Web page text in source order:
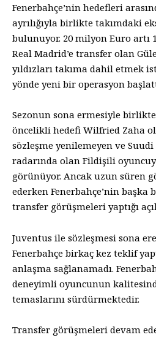
Fenerbahçe’nin hedefleri
ayrılığıyla birlikte takımdaki
bulunuyor. 20 milyon Euro artı
Real Madrid’e transfer olan
yıldızları takıma dahil etmek
yönde yeni bir operasyon
Sezonun sona ermesiyle
öncelikli hedefi Wilfried Zaha
sözleşme yenilemeyen ve
radarında olan Fildişili
görünüyor. Ancak uzun süren
ederken Fenerbahçe’nin başka
transfer görüşmeleri yaptığı
Juventus ile sözleşmesi sona
Fenerbahçe birkaç kez teklif
anlaşma sağlanamadı.
deneyimli oyuncunun
temaslarını sürdürmektedir.
Transfer görüşmeleri devam